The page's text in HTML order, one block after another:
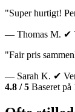
"Super hurtigt!
— Thomas M. ✔
"Fair pris
— Sarah K. ✔
4.8 / 5 Baseret på